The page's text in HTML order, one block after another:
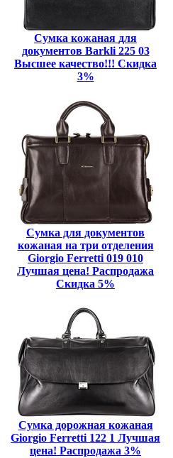
Сумка кожаная для
документов Barkli 225 03
Высшее качество!!! Скидка
3%
Сумка для документов
кожаная на три отделения
Giorgio Ferretti 019 010
Лучшая цена! Распродажа
Скидка 5%
Сумка дорожная кожаная
Giorgio Ferretti 122 1 Лучшая
цена! Распродажа 3%